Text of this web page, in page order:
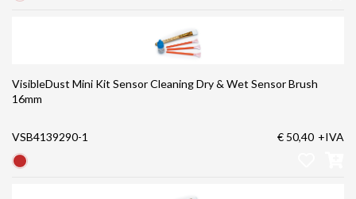
VisibleDust Mini Kit Sensor Cleaning Dry & Wet Sensor Brush
16mm
VSB4139290-1 € 50,40 +IVA